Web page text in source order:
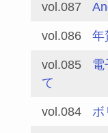
vol.087
vol.086 年
vol.085
電
て
vol.084 ボ